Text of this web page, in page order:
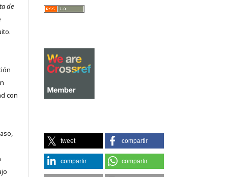
de
con
tweet compartir
compartir compartir